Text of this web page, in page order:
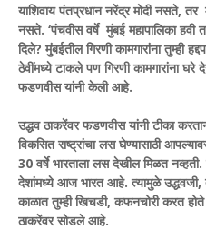
याशिवाय पंतप्रधान नरेंद्र मोदी नसते,
नसते. ‘पंचवीस वर्षे मुंबई महापालिका
दिले? मुंबईतील गिरणी कामगारांना तुम्ही
ठेवींमध्ये टाकले पण गिरणी कामगारांना घरे
फडणवीस यांनी केली आहे.
उद्धव ठाकरेंवर फडणवीस यांनी टीका
विकसित राष्ट्रांचा लस घेण्यासाठी
30 वर्षे भारताला लस देखील मिळत
देशांमध्ये आज भारत आहे. त्यामुळे उद्धवजी,
काळात तुम्ही खिचडी, कफनचोरी करत
ठाकरेंवर सोडले आहे.